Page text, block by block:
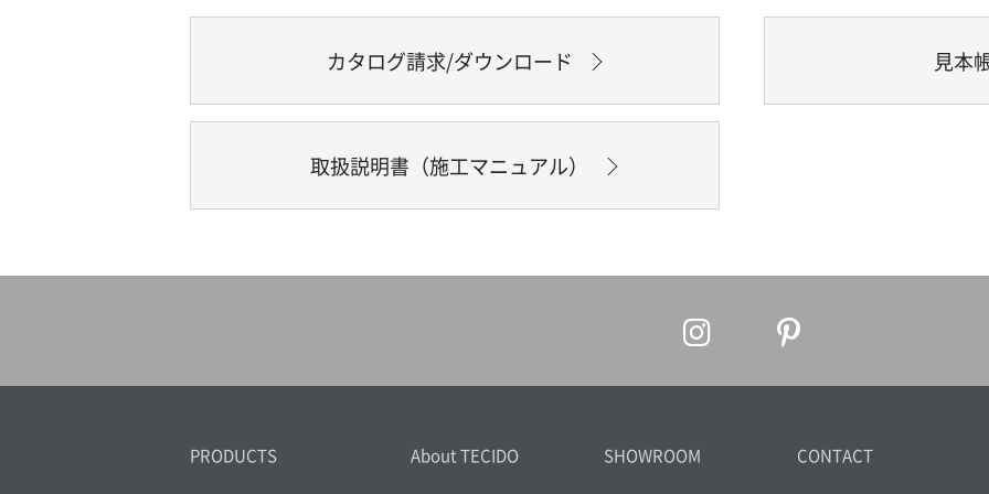
カタログ請求/ダウンロード 見本
取扱説明書（施工マニュアル）
PRODUCTS About TECIDO SHOWROOM CONTACT